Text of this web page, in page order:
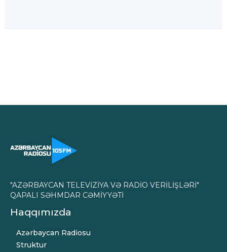
"AZƏRBAYCAN TELEVİZİYA VƏ RADİO VERİLİŞLƏRİ"
QAPALI SƏHMDAR CƏMİYYƏTİ
Haqqımızda
Azərbaycan Radiosu
Struktur